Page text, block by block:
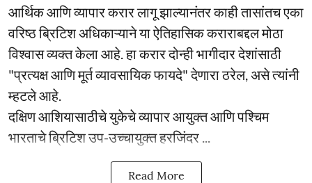
आर्थिक आणि व्यापार करार लागू झाल्यानंतर काही तासांतच एका
वरिष्ठ ब्रिटिश अधिकाऱ्याने या ऐतिहासिक कराराबद्दल मोठा
विश्वास व्यक्त केला आहे. हा करार दोन्ही भागीदार देशांसाठी
"प्रत्यक्ष आणि मूर्त व्यावसायिक फायदे" देणारा ठरेल, असे त्यांनी
म्हटले आहे.
दक्षिण आशियासाठीचे युकेचे व्यापार आयुक्त आणि पश्चिम
भारताचे ब्रिटिश उप-उच्चायुक्त हरजिंदर ...
Read More